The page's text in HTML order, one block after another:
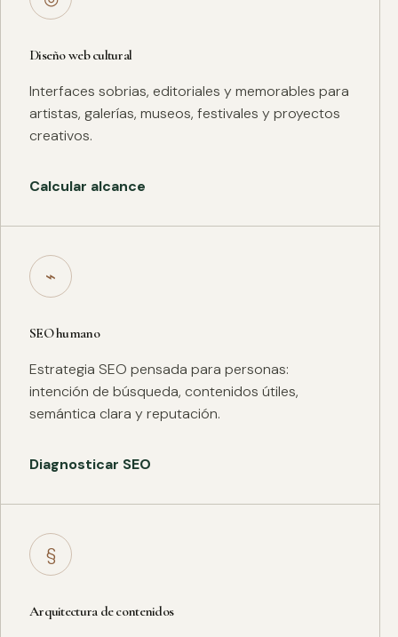
Diseño web cultural
Interfaces sobrias, editoriales y memorables para
artistas, galerías, museos, festivales y proyectos
creativos.
Calcular alcance
⌁
SEO humano
Estrategia SEO pensada para personas:
intención de búsqueda, contenidos útiles,
semántica clara y reputación.
Diagnosticar SEO
§
Arquitectura de contenidos